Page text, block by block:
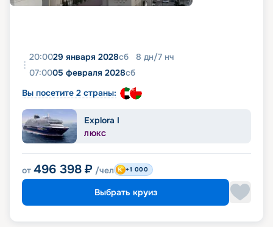
20:0029 января 2028сб 8 дн/7 нч
07:0005 февраля 2028сб
Вы посетите 2 страны:
Explora I
ЛЮКС
от 496 398 ₽ /чел +1 000
Выбрать круиз